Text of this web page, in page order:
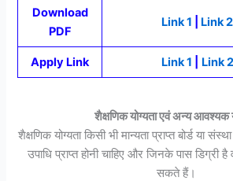
Download
PDF
Link 1 Link 2
Apply Link Link 1 Link 2
शैक्षणिक योग्यता एवं अन्य आवश्यक
शैक्षणिक योग्यता किसी भी मान्यता प्राप्त बोर्ड या
उपाधि प्राप्त होनी चाहिए और जिनके पास डिग्री
सकते हैं।